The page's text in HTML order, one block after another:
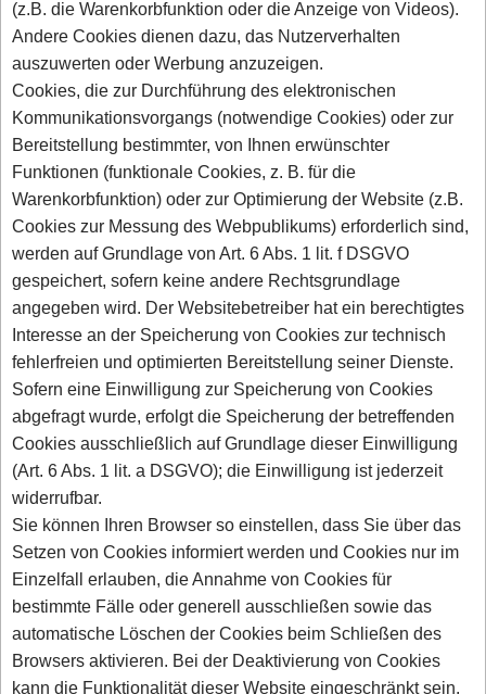
(z.B. die Warenkorbfunktion oder die Anzeige von Videos).
Andere Cookies dienen dazu, das Nutzerverhalten
auszuwerten oder Werbung anzuzeigen.
Cookies, die zur Durchführung des elektronischen
Kommunikationsvorgangs (notwendige Cookies) oder zur
Bereitstellung bestimmter, von Ihnen erwünschter
Funktionen (funktionale Cookies, z. B. für die
Warenkorbfunktion) oder zur Optimierung der Website (z.B.
Cookies zur Messung des Webpublikums) erforderlich sind,
werden auf Grundlage von Art. 6 Abs. 1 lit. f DSGVO
gespeichert, sofern keine andere Rechtsgrundlage
angegeben wird. Der Websitebetreiber hat ein berechtigtes
Interesse an der Speicherung von Cookies zur technisch
fehlerfreien und optimierten Bereitstellung seiner Dienste.
Sofern eine Einwilligung zur Speicherung von Cookies
abgefragt wurde, erfolgt die Speicherung der betreffenden
Cookies ausschließlich auf Grundlage dieser Einwilligung
(Art. 6 Abs. 1 lit. a DSGVO); die Einwilligung ist jederzeit
widerrufbar.
Sie können Ihren Browser so einstellen, dass Sie über das
Setzen von Cookies informiert werden und Cookies nur im
Einzelfall erlauben, die Annahme von Cookies für
bestimmte Fälle oder generell ausschließen sowie das
automatische Löschen der Cookies beim Schließen des
Browsers aktivieren. Bei der Deaktivierung von Cookies
kann die Funktionalität dieser Website eingeschränkt sein.